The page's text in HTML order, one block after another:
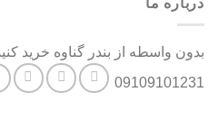
09109101231